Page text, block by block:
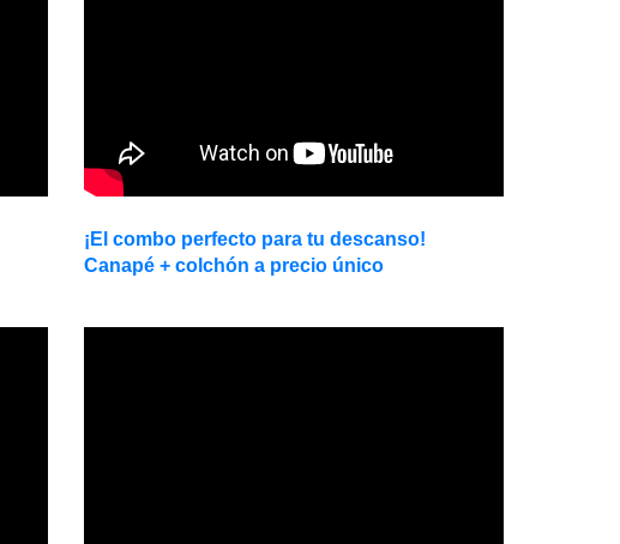
¡El combo perfecto para tu descanso!
Canapé + colchón a precio único